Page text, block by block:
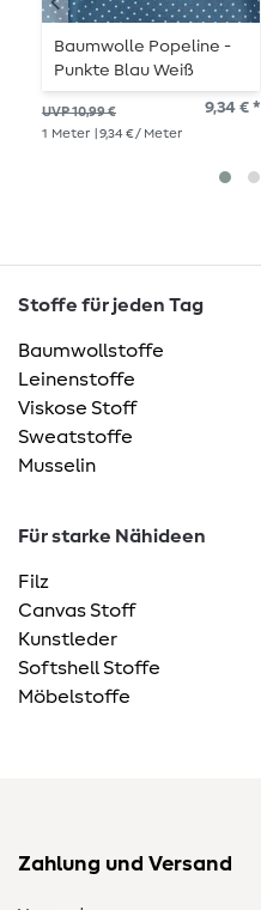
Baumwolle Popeline -
Punkte Blau Weiß
UVP 10,99 € 9,34 € *
1 Meter | 9,34 € / Meter
Stoffe für jeden Tag
Baumwollstoffe
Leinenstoffe
Viskose Stoff
Sweatstoffe
Musselin
Für starke Nähideen
Filz
Canvas Stoff
Kunstleder
Softshell Stoffe
Möbelstoffe
Zahlung und Versand